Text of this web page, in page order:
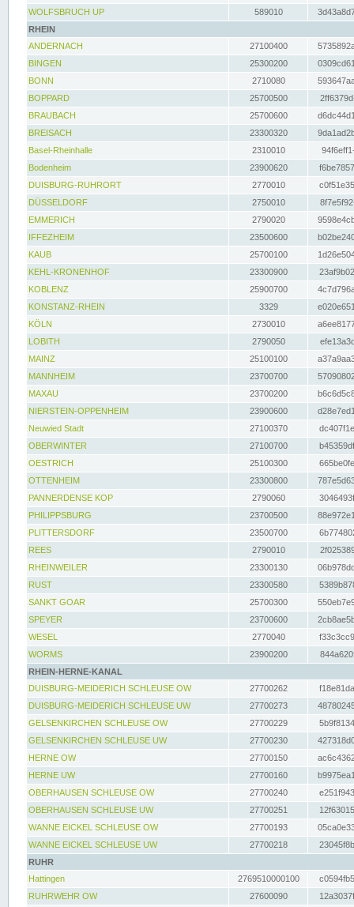
WOLFSBRUCH UP
589010
RHEIN
ANDERNACH
27100400
BINGEN
25300200
BONN
2710080
BOPPARD
25700500
BRAUBACH
25700600
BREISACH
23300320
Basel-Rheinhalle
2310010
Bodenheim
23900620
DUISBURG-RUHRORT
2770010
DÜSSELDORF
2750010
EMMERICH
2790020
IFFEZHEIM
23500600
KAUB
25700100
KEHL-KRONENHOF
23300900
KOBLENZ
25900700
KONSTANZ-RHEIN
3329
KÖLN
2730010
LOBITH
2790050
MAINZ
25100100
MANNHEIM
23700700
MAXAU
23700200
NIERSTEIN-OPPENHEIM
23900600
Neuwied Stadt
27100370
OBERWINTER
27100700
OESTRICH
25100300
OTTENHEIM
23300800
PANNERDENSE KOP
2790060
PHILIPPSBURG
23700500
PLITTERSDORF
23500700
REES
2790010
RHEINWEILER
23300130
RUST
23300580
SANKT GOAR
25700300
SPEYER
23700600
WESEL
2770040
WORMS
23900200
RHEIN-HERNE-KANAL
DUISBURG-MEIDERICH SCHLEUSE OW
27700262
DUISBURG-MEIDERICH SCHLEUSE UW
27700273
GELSENKIRCHEN SCHLEUSE OW
27700229
GELSENKIRCHEN SCHLEUSE UW
27700230
HERNE OW
27700150
HERNE UW
27700160
OBERHAUSEN SCHLEUSE OW
27700240
OBERHAUSEN SCHLEUSE UW
27700251
WANNE EICKEL SCHLEUSE OW
27700193
WANNE EICKEL SCHLEUSE UW
27700218
RUHR
Hattingen
2769510000100
RUHRWEHR OW
27600090